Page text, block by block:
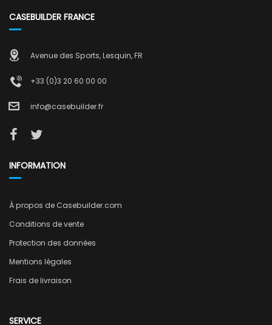
CASEBUILDER FRANCE
Avenue des Sports, Lesquin, FR
+33 (0)3 20 60 00 00
info@casebuilder.fr
INFORMATION
À propos de Casebuilder.com
Conditions de vente
Protection des données
Mentions légales
Frais de livraison
SERVICE